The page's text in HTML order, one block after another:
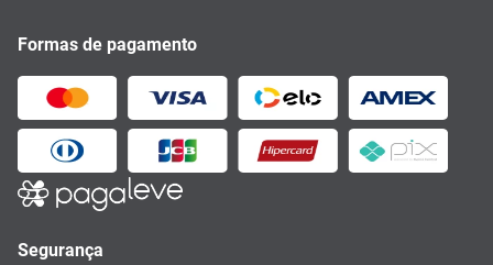
Formas de pagamento
Segurança